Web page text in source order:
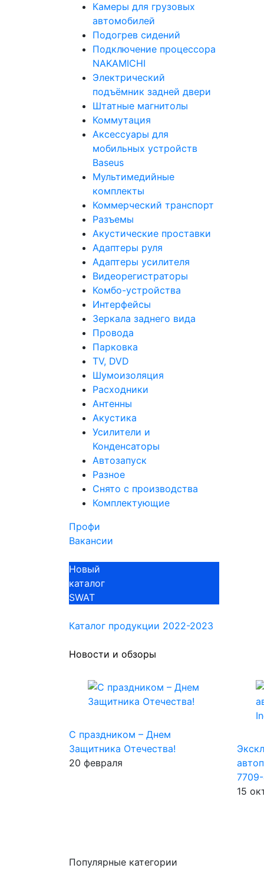
Камеры для грузовых
автомобилей
Подогрев сидений
Подключение процессора
NAKAMICHI
Электрический
подъёмник задней двери
Штатные магнитолы
Коммутация
Аксессуары для
мобильных устройств
Baseus
Мультимедийные
комплекты
Коммерческий транспорт
Разъемы
Акустические проставки
Адаптеры руля
Адаптеры усилителя
Видеорегистраторы
Комбо-устройства
Интерфейсы
Зеркала заднего вида
Провода
Парковка
TV, DVD
Шумоизоляция
Расходники
Антенны
Акустика
Усилители и
Конденсаторы
Автозапуск
Разное
Снято с производства
Комплектующие
Профи
Вакансии
Новый
каталог
SWAT
Каталог продукции 2022-2023
Новости и обзоры
С праздником – Днем
Защитника Отечества!
20 февраля
15
Популярные категории